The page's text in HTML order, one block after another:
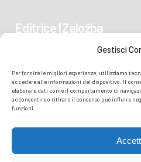
Gestisci
Per fornire le migliori esperienze, utilizziamo
accedere alle informazioni del dispositivo. Il
elaborare dati come il comportamento di
acconsentire o ritirare il consenso può influire
funzioni.
Editrice | Založba
34170 GORIZIA/GORICA